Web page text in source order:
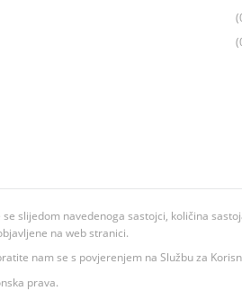
slijedom navedenoga sastojci, količina
na web stranici.
nam se s povjerenjem na Službu za
prava.